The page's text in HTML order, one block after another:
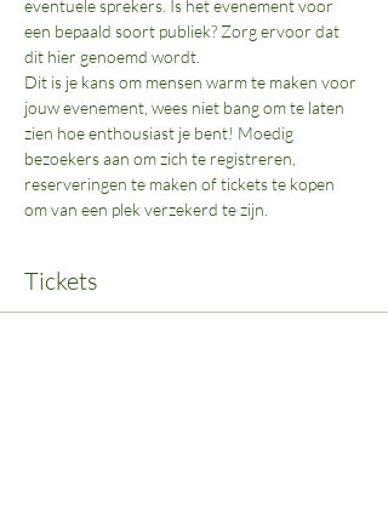
eventuele sprekers. Is het evenement voor
een bepaald soort publiek? Zorg ervoor dat
Dit is je kans om mensen warm te maken voor
jouw evenement, wees niet bang om te laten
zien hoe enthousiast je bent! Moedig
bezoekers aan om zich te registreren,
reserveringen te maken of tickets te kopen
Tickets